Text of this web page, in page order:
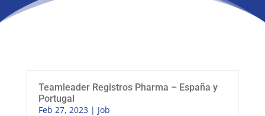
Teamleader Registros Pharma – España y
Portugal
Feb 27, 2023 | Job